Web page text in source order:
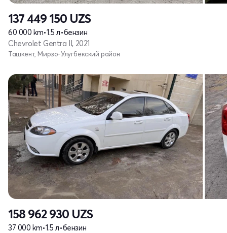
137 449 150 UZS
60 000 km•1.5 л•бензин
Chevrolet Gentra II, 2021
Ташкент, Мирзо-Улугбекский район
158 962 930 UZS
37 000 km•1.5 л•бензин